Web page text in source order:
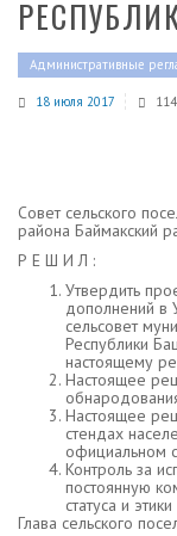
Административные
18 июля 2017
Совет сельского
района Баймакский
Р Е Ш И Л :
Утвердить
дополнений в
сельсовет
Республики
настоящему
Настоящее
Настоящее
стендах
официальном
Контроль за
постоянную
статуса и
Глава сельского